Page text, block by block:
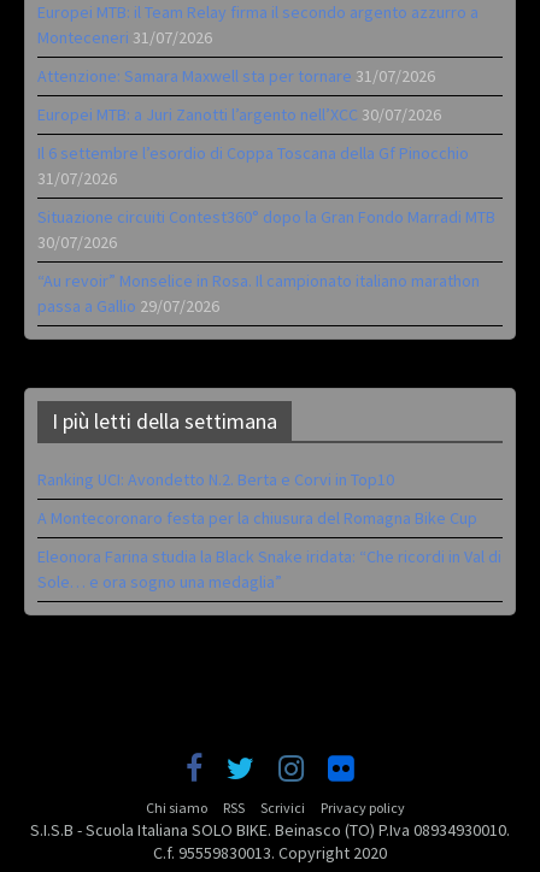
Europei MTB: il Team Relay firma il secondo argento azzurro a
Monteceneri 31/07/2026
Attenzione: Samara Maxwell sta per tornare 31/07/2026
Europei MTB: a Juri Zanotti l’argento nell’XCC 30/07/2026
Il 6 settembre l’esordio di Coppa Toscana della Gf Pinocchio
31/07/2026
Situazione circuiti Contest360° dopo la Gran Fondo Marradi MTB
30/07/2026
“Au revoir” Monselice in Rosa. Il campionato italiano marathon
passa a Gallio 29/07/2026
I più letti della settimana
Ranking UCI: Avondetto N.2. Berta e Corvi in Top10
A Montecoronaro festa per la chiusura del Romagna Bike Cup
Eleonora Farina studia la Black Snake iridata: “Che ricordi in Val di
Sole… e ora sogno una medaglia”
Chi siamo RSS Scrivici Privacy policy
S.I.S.B - Scuola Italiana SOLO BIKE. Beinasco (TO) P.Iva 08934930010.
C.f. 95559830013. Copyright 2020